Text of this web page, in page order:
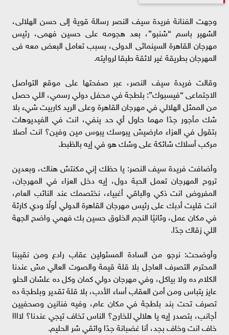
وجهت الفنانة فريدة سيف النصر رسالة قوية إلى حسن الهلالى،
الشهير باسم “شنبو”، بعد هجومه على حسين فهمى، رئيس
مهرجان القاهرة السينمائى الدولى، بسبب تعامل البعض معه فى
المهرجان بطريقة غير لائقة طبقا لروايته.
وقالت فريدة سيف النصر، عبر صفحتها على موقع التواصل
الاجتماعى “فيسبوك”: بلطجة في محفل دولي رسمي، اللي حصل
من الممثل الهلالي في مهرجان القاهرة وعلى الريد كاربيت شيء بلا
شك مأجور جدًا مهما حاول أي حد ينفي، انت في الفيديوهات
بتقول في العزاء مارضيش يبوسك يبوس مين وفين؟ انت أصلا
مركب أسلاك شائكة على وشك هو في إيه بالظبط.
وأضافت فريدة سيف النصر: يا حظك إني مكنتش هناك، وبعدين
تروح المهرجان تعمل الحبة دول، إيه دخل العزاء في المهرجان،
المفروض انت ذكي والباقي أغبياء، نختصمك عند النائب العام،
انت قليت أدبك على رئيس مهرجان القاهرة الدولي أولًا ودي كارثة
في مكان عمل، وثانيًا النجم الخلوق حسين بك فهمي واضح الجهة
اللي زقاك جدًا.
وأوضحت: نرجو من السادة المسئولين عقاب رادع ومن نقيبنا
المحترم التصرف العاجل بلا قلة قيمة والصوت العالي مش عندنا
الكلام ده ولا بياكل، وفي مهرجان دولي كمان وكل ده علشان الحلو
عايز يتباس ومن أمن العقاب أساء الأدب، بلا قلة تقدير وبلطجة ده
تصرف تحت بند بلطجة في مكان عام، وفيه فنانين وصحفيين
أجانب، بتصدر إيه يا هلالي للخارج؟ الناس تخاف تيجي عندنا؟ لاااا
خاف انت وخاف بجد، أنا غضبانة جدًا واتقي شر الحليم.